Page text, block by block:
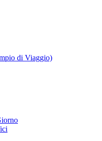
di Viaggio)